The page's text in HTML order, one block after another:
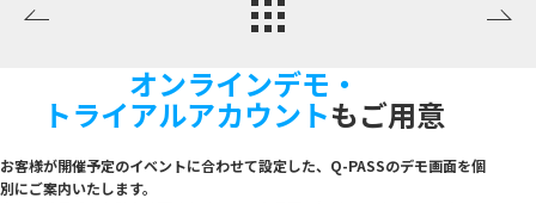
オンラインデモ・
トライアルアカウントもご用意
お客様が開催予定のイベントに合わせて設定した、Q-PASSのデモ画面を個
別にご案内いたします。